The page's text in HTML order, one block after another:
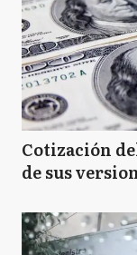
Cotización
de sus